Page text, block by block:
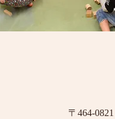
〒464-0821